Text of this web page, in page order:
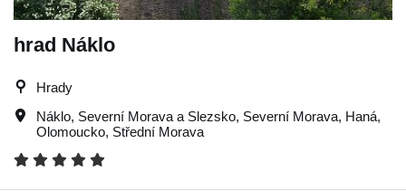
hrad Náklo
Hrady
Náklo, Severní Morava a Slezsko, Severní Morava, Haná,
Olomoucko, Střední Morava